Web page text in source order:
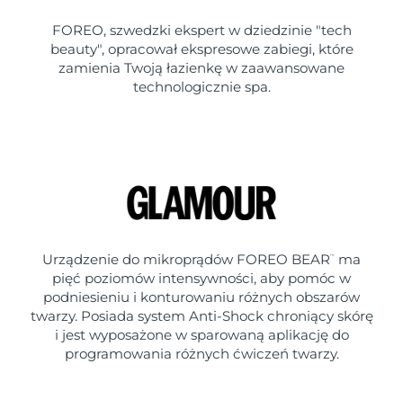
FOREO, szwedzki ekspert w dziedzinie "tech
beauty", opracował ekspresowe zabiegi, które
zamienia Twoją łazienkę w zaawansowane
technologicznie spa.
Urządzenie do mikroprądów FOREO BEAR ™
ma
pięć poziomów intensywności, aby pomóc w
podniesieniu i konturowaniu różnych obszarów
twarzy. Posiada system Anti-Shock chroniący skórę
i jest wyposażone w sparowaną aplikację do
programowania różnych ćwiczeń twarzy.